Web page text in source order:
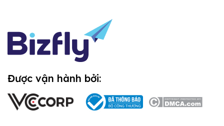
Được vận hành bởi: